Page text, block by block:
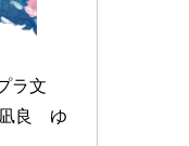
ラ文
良　ゆ